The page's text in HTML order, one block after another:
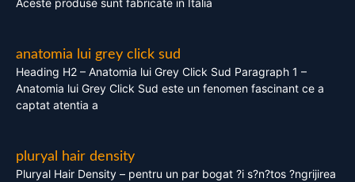
Aceste produse sunt fabricate in Italia
anatomia lui grey click sud
Heading H2 – Anatomia lui Grey Click Sud Paragraph 1 –
Anatomia lui Grey Click Sud este un fenomen fascinant ce a
captat atentia a
pluryal hair density
Pluryal Hair Density – pentru un par bogat ?i s?n?tos ?ngrijirea